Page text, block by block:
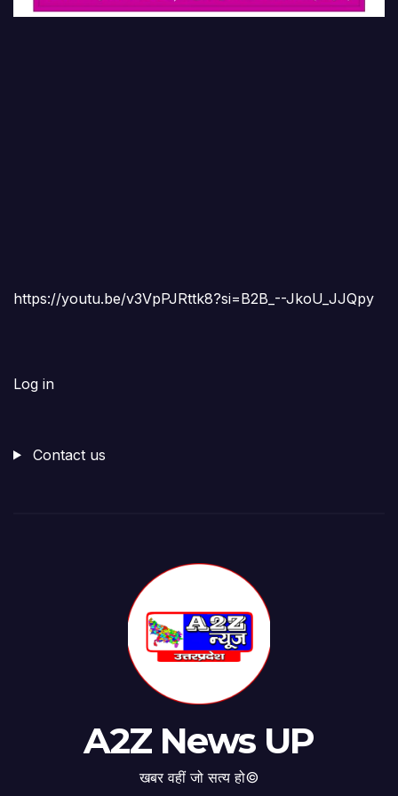
https://youtu.be/v3VpPJRttk8?si=B2B_--JkoU_JJQpy
Log in
Contact us
A2Z News UP
खबर वहीं जो सत्य हो©